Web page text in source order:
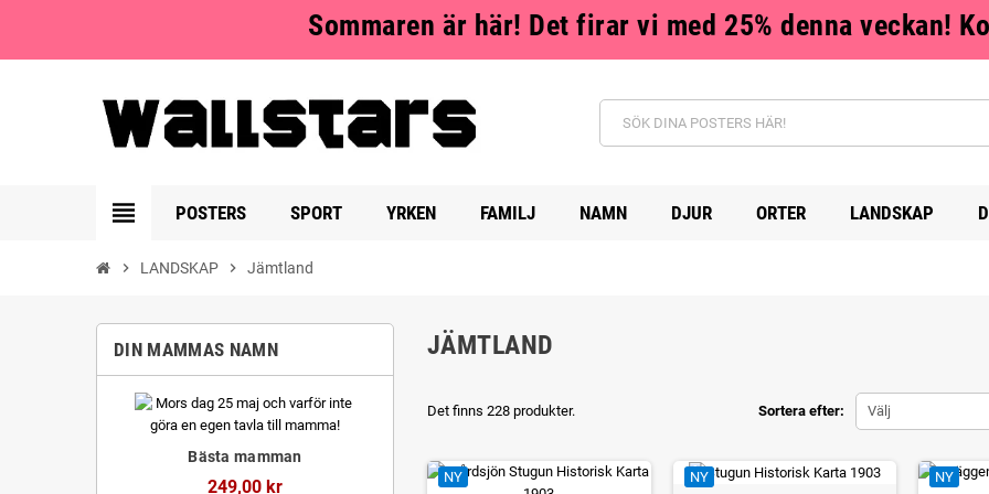
Sommaren är här! Det firar vi med 25% denna veckan!
view_headline POSTERS SPORT YRKEN FAMILJ NAMN DJUR ORTER LANDSKAP
chevron_right LANDSKAP chevron_right Jämtland
DIN MAMMAS NAMN
Bästa mamman
249,00 kr
JÄMTLAND
Sortera efter: Välj
Det finns 228 produkter.
NY NY NY